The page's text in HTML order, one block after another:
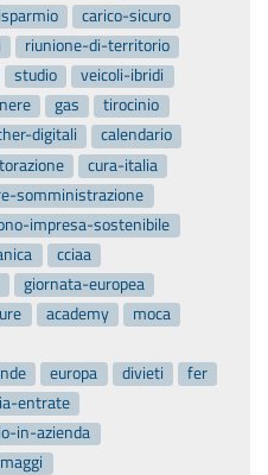
carico-sicuro
riunione-di-territorio
studio
veicoli-ibridi
gas
tirocinio
digitali
calendario
cura-italia
somministrazione
impresa-sostenibile
cciaa
giornata-europea
academy
moca
europa divieti
fer
entrate
in-azienda